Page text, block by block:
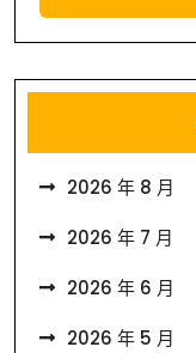
2026 年 8 月
2026 年 7 月
2026 年 6 月
2026 年 5 月